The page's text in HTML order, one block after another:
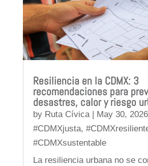
Resiliencia en la CDMX: 3
recomendaciones para
desastres, calor y riesgo
by Ruta Cívica| May 30, 2026|
#CDMXjusta,
#CDMXsustentable
La resiliencia urbana no se